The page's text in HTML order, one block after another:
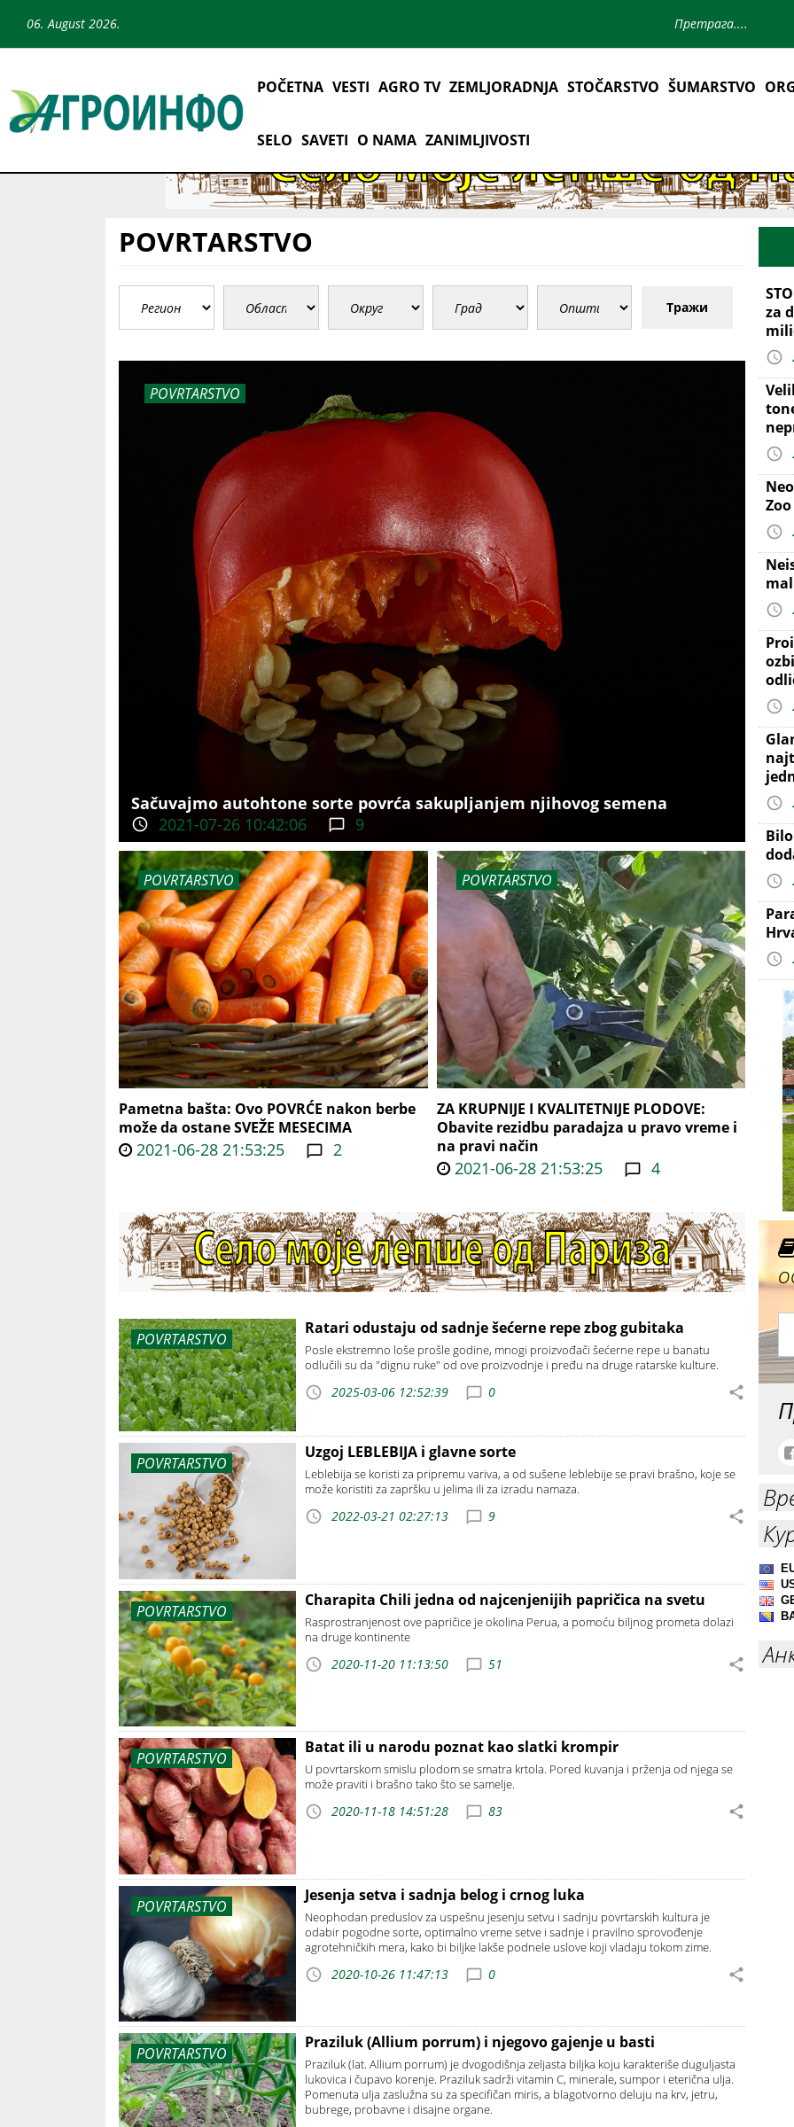
06. August 2026.
POČETNA VESTI AGRO TV ZEMLJORADNJA STOČARSTVO ŠUMARSTVO
SELO SAVETI O NAMA ZANIMLJIVOSTI
POVRTARSTVO
Тражи
POVRTARSTVO
Sačuvajmo autohtone sorte povrća sakupljanjem njihovog semena
2021-07-26 10:42:06
9
POVRTARSTVO
Pametna bašta: Ovo POVRĆE nakon berbe
može da ostane SVEŽE MESECIMA
2021-06-28 21:53:25 2
POVRTARSTVO
ZA KRUPNIJE I KVALITETNIJE PLODOVE:
Obavite rezidbu paradajza u pravo vreme i
na pravi način
2021-06-28 21:53:25 4
POVRTARSTVO
Ratari odustaju od sadnje šećerne repe zbog gubitaka
Posle ekstremno loše prošle godine, mnogi proizvođači šećerne repe u banatu
odlučili su da "dignu ruke" od ove proizvodnje i pređu na druge ratarske kulture.
2025-03-06 12:52:39 0
POVRTARSTVO
Uzgoj LEBLEBIJA i glavne sorte
Leblebija se koristi za pripremu variva, a od sušene leblebije se pravi brašno, koje se
može koristiti za zapršku u jelima ili za izradu namaza.
2022-03-21 02:27:13 9
POVRTARSTVO
Charapita Chili jedna od najcenjenijih papričica na svetu
Rasprostranjenost ove papričice je okolina Perua, a pomoću biljnog prometa dolazi
na druge kontinente
2020-11-20 11:13:50 51
POVRTARSTVO
Batat ili u narodu poznat kao slatki krompir
U povrtarskom smislu plodom se smatra krtola. Pored kuvanja i prženja od njega se
može praviti i brašno tako što se samelje.
2020-11-18 14:51:28 83
POVRTARSTVO
Jesenja setva i sadnja belog i crnog luka
Neophodan preduslov za uspešnu jesenju setvu i sadnju povrtarskih kultura je
odabir pogodne sorte, optimalno vreme setve i sadnje i pravilno sprovođenje
agrotehničkih mera, kako bi biljke lakše podnele uslove koji vladaju tokom zime.
2020-10-26 11:47:13 0
POVRTARSTVO
Praziluk (Allium porrum) i njegovo gajenje u basti
Praziluk (lat. Allium porrum) je dvogodišnja zeljasta biljka koju karakteriše duguljasta
lukovica i čupavo korenje. Praziluk sadrži vitamin C, minerale, sumpor i eterična ulja.
Pomenuta ulja zaslužna su za specifičan miris, a blagotvorno deluju na krv, jetru,
bubrege, probavne i disajne organe.
za